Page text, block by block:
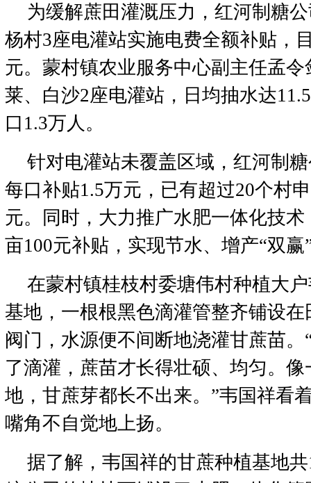
为缓解蔗田灌溉压力，红河制糖
杨村3座电灌站实施电费全额补贴，
元。蒙村镇农业服务中心副主任孟
莱、白沙2座电灌站，日均抽水达
口1.3万人。
针对电灌站未覆盖区域，红河制
每口补贴1.5万元，已有超过20个村
元。同时，大力推广水肥一体化技
亩100元补贴，实现节水、增产“双赢
在蒙村镇桂枝村委塘伟村种植大
基地，一根根黑色滴灌管整齐铺设
阀门，水源便不间断地浇灌甘蔗苗
了滴灌，蔗苗才长得壮硕、均匀。
地，甘蔗芽都长不出来。”韦国祥看
嘴角不自觉地上扬。
据了解，韦国祥的甘蔗种植基地